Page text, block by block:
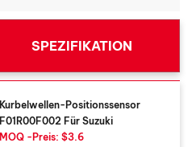
SPEZIFIKATION
Kurbelwellen-Positionssensor
F01R00F002 Für Suzuki
MOQ -Preis: $3.6